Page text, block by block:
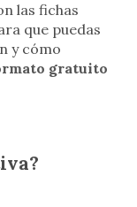
las fichas
que puedas
y cómo
gratuito